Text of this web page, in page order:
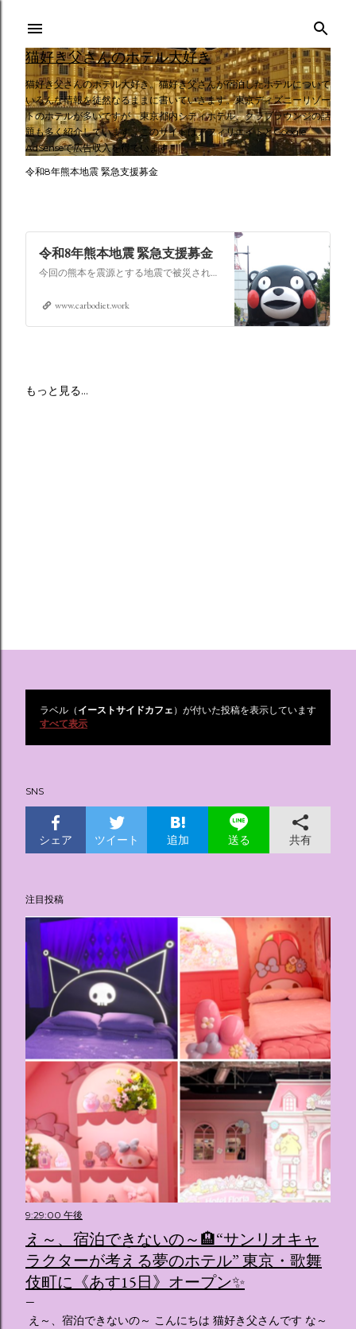
スキップしてメイン コンテンツに移動
猫好き父さんのホテル大好き
猫好き父さんのホテル大好き。猫好き父さんが宿泊したホテルについて
いろんな情報を徒然なるままに書いていきます。東京ディズニーリゾー
トのホテルが多いですが、東京都内シティホテル、クラブラウンジの話
題も多く紹介しています。このサイトはアフィリエイトとGoogle
AdSenseで広告収入を得ています。
令和8年熊本地震 緊急支援募金
令和8年熊本地震 緊急支援募金
今回の熊本を震源とする地震で被災された皆さままだまだ余震も続き大変な時間を過ごされていると思います。心よりお見舞い申し上げます
www.carbodiet.work
もっと見る…
投
ラベル（ イーストサイドカフェ ）が付いた投稿を表示しています
すべて表示
SNS
シェア ツイート 追加 送る 共有
注目投稿
9:29:00 午後
え～、宿泊できないの～🏨“サンリオキャ
ラクターが考える夢のホテル” 東京・歌舞
伎町に《あす15日》オープン✨️
え～、宿泊できないの～ こんにちは 猫好き父さんです な～